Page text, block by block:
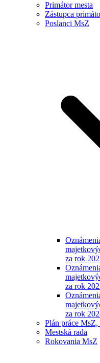
Primátor mesta
Zástupca
Poslanci MsZ
za rok
za rok
za rok
Plán práce MsZ,
Mestská rada
Rokovania MsZ